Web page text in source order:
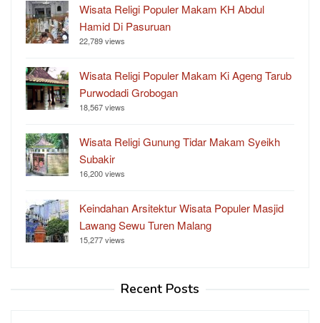
Wisata Religi Populer Makam KH Abdul
Hamid Di Pasuruan
22,789 views
Wisata Religi Populer Makam Ki Ageng Tarub
Purwodadi Grobogan
18,567 views
Wisata Religi Gunung Tidar Makam Syeikh
Subakir
16,200 views
Keindahan Arsitektur Wisata Populer Masjid
Lawang Sewu Turen Malang
15,277 views
Recent Posts